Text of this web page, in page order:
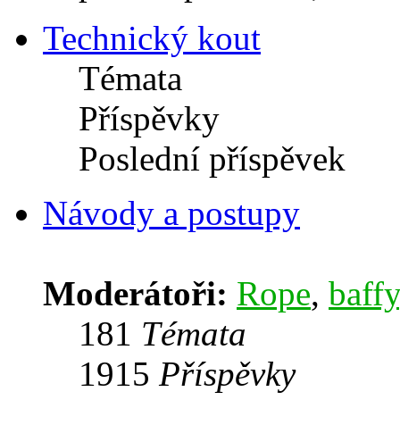
Technický kout
Témata
Příspěvky
Poslední příspěvek
Návody a postupy
Moderátoři: Rope, baffy
181 Témata
1915 Příspěvky